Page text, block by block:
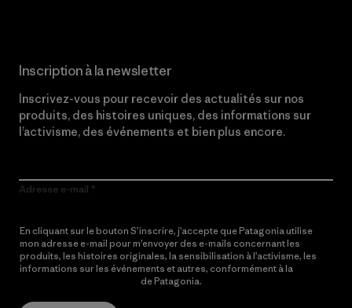
Inscription à la newsletter
Inscrivez-vous pour recevoir des actualités sur nos
produits, des histoires uniques, des informations sur
l’activisme, des événements et bien plus encore.
Adresse e-mail
En cliquant sur le bouton S’inscrire, j’accepte que Patagonia utilise
mon adresse e-mail pour m’envoyer des e-mails concernant les
produits, les histoires originales, la sensibilisation à l’activisme, les
informations sur les événements et autres, conformément à la
de Patagonia.